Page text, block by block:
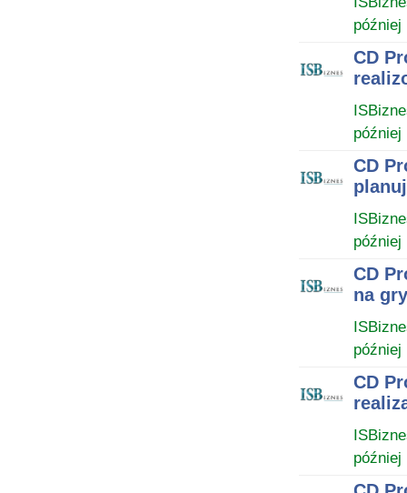
później
CD
później
CD
później
CD
na
później
CD
później